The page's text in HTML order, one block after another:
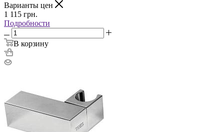
Варианты цен
1 115 грн.
Подробности
В корзину